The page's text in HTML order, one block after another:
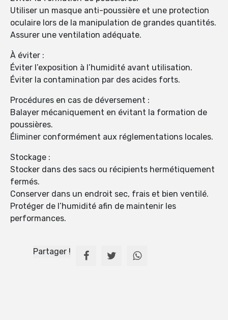
Utiliser un masque anti-poussière et une protection
oculaire lors de la manipulation de grandes quantités.
Assurer une ventilation adéquate.
À éviter :
Éviter l’exposition à l’humidité avant utilisation.
Éviter la contamination par des acides forts.
Procédures en cas de déversement :
Balayer mécaniquement en évitant la formation de
poussières.
Éliminer conformément aux réglementations locales.
Stockage :
Stocker dans des sacs ou récipients hermétiquement
fermés.
Conserver dans un endroit sec, frais et bien ventilé.
Protéger de l’humidité afin de maintenir les
performances.
Partager !